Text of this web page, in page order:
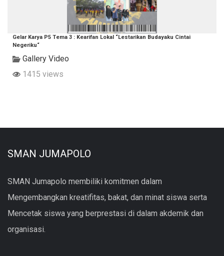
Gelar Karya P5 Tema 3 : Kearifan Lokal “Lestarikan Budayaku Cintai
Negeriku“
Gallery Video
1415 views
SMAN JUMAPOLO
SMAN Jumapolo membiliki komitmen dalam
Mengembangkan kreatifitas, bakat, dan minat siswa serta
Mencetak siswa yang berprestasi di dalam akdemik dan
organisasi.